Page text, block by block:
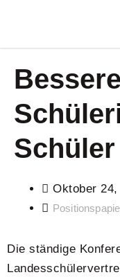
Schüler
Oktober 24,
Die ständige